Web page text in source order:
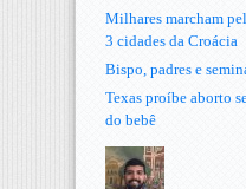
Milhares marcham
3 cidades da Croácia
Bispo, padres e
Texas proíbe aborto
do bebê